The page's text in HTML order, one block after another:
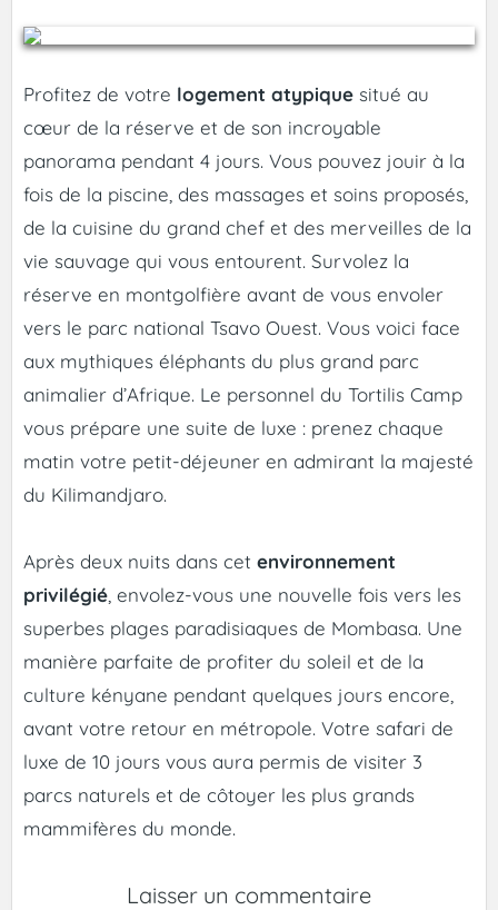
Profitez de votre logement atypique situé au
cœur de la réserve et de son incroyable
panorama pendant 4 jours. Vous pouvez jouir à la
fois de la piscine, des massages et soins proposés,
de la cuisine du grand chef et des merveilles de la
vie sauvage qui vous entourent. Survolez la
réserve en montgolfière avant de vous envoler
vers le parc national Tsavo Ouest. Vous voici face
aux mythiques éléphants du plus grand parc
animalier d’Afrique. Le personnel du Tortilis Camp
vous prépare une suite de luxe : prenez chaque
matin votre petit-déjeuner en admirant la majesté
du Kilimandjaro.
Après deux nuits dans cet environnement
privilégié , envolez-vous une nouvelle fois vers les
superbes plages paradisiaques de Mombasa. Une
manière parfaite de profiter du soleil et de la
culture kényane pendant quelques jours encore,
avant votre retour en métropole. Votre safari de
luxe de 10 jours vous aura permis de visiter 3
parcs naturels et de côtoyer les plus grands
mammifères du monde.
Laisser un commentaire